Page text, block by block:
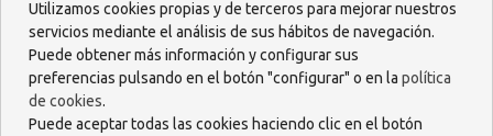
APOSITOS IMPREGNADOS 9 X
15 Cm
17,40 €
AÑADIR
APOSITOS IMPREGNADOS 5,5
X 8 Cm
10,97 €
AÑADIR
Utilizamos cookies propias y de terceros para mejorar nuestros
servicios mediante el análisis de sus hábitos de navegación.
Puede obtener más información y configurar sus
preferencias pulsando en el botón "configurar" o en la política
de cookies.
Puede aceptar todas las cookies haciendo clic en el botón